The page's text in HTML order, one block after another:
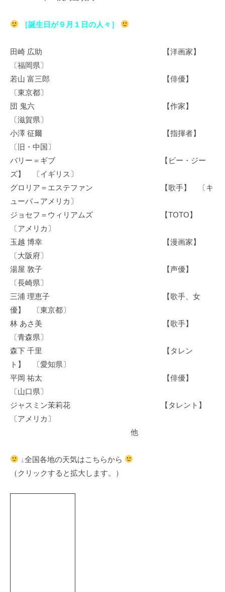
［誕生日が９月１日の人々］
田崎 広助 【洋画家】
〔福岡県〕
若山 富三郎 【俳優】
〔東京都〕
団 鬼六 【作家】
〔滋賀県〕
小澤 征爾 【指揮者】
〔旧・中国〕
バリー＝ギブ 【ビー・ジー
ズ】 〔イギリス〕
グロリア＝エステファン 【歌手】 〔キ
ューバ→アメリカ〕
ジョセフ＝ウィリアムズ 【TOTO】
〔アメリカ〕
玉越 博幸 【漫画家】
〔大阪府〕
湯屋 敦子 【声優】
〔長崎県〕
三浦 理恵子 【歌手、女
優】 〔東京都〕
林 あさ美 【歌手】
〔青森県〕
森下 千里 【タレン
ト】 〔愛知県〕
平岡 祐太 【俳優】
〔山口県〕
ジャスミン茉莉花 【タレント】
〔アメリカ〕
他
↓全国各地の天気はこちらから
（クリックすると拡大します。）